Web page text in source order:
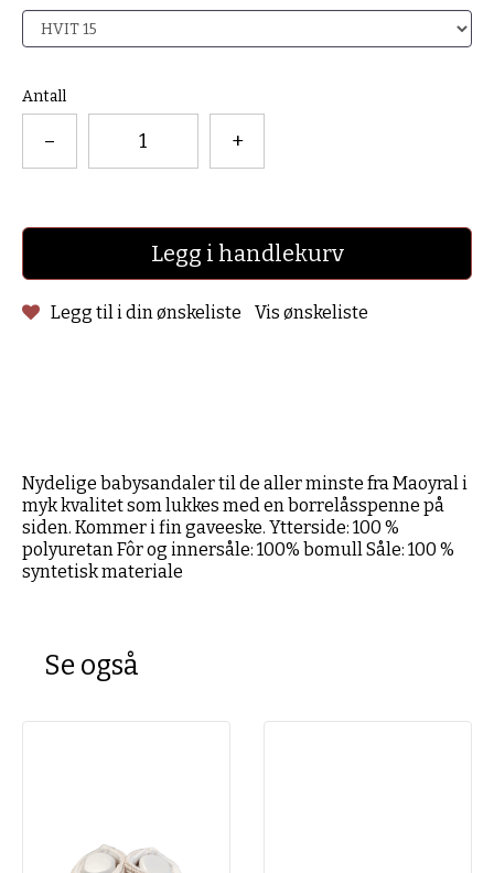
Antall
– +
Legg i handlekurv
Legg til i din ønskeliste Vis ønskeliste
Nydelige babysandaler til de aller minste fra Maoyral i
myk kvalitet som lukkes med en borrelåsspenne på
siden. Kommer i fin gaveeske. Ytterside: 100 %
polyuretan Fôr og innersåle: 100% bomull Såle: 100 %
syntetisk materiale
Se også